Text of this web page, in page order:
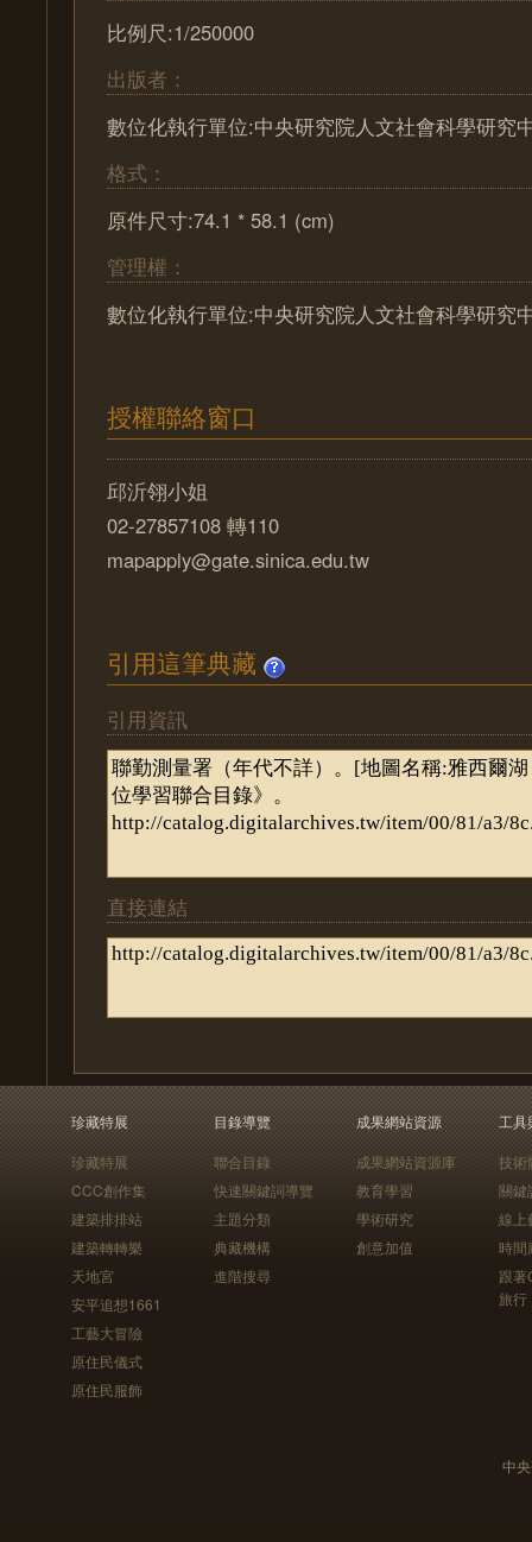
比例尺:1/250000
出版者：
數位化執行單位:中央研究院人文社會科學研究
格式：
原件尺寸:74.1 * 58.1 (cm)
管理權：
數位化執行單位:中央研究院人文社會科學研究
授權聯絡窗口
邱沂翎小姐
02-27857108 轉110
mapapply@gate.sinica.edu.tw
引用這筆典藏
引用資訊
直接連結
珍藏特展
珍藏特展
CCC創作集
建築排排站
建築轉轉樂
天地宮
安平追想1661
工藝大冒險
原住民儀式
原住民服飾
目錄導覽
聯合目錄
快速關鍵詞導覽
主題分類
典藏機構
進階搜尋
成果網站資源
成果網站資源庫
教育學習
學術研究
創意加值
工具
技術
關鍵
線上
時間
跟
旅行
中